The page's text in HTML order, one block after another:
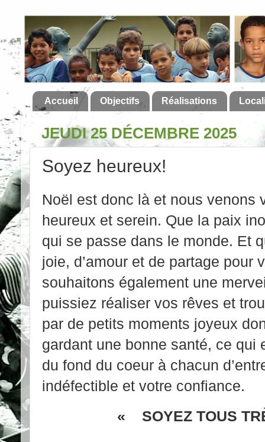
Accueil Objectifs Réalisations
JEUDI 25 DÉCEMBRE 2025
Soyez heureux!
Noël est donc là et nous venons
heureux et serein. Que la paix
qui se passe dans le monde. Et
joie, d’amour et de partage pour
souhaitons également une
puissiez réaliser vos rêves et
par de petits moments joyeux
gardant une bonne santé, ce qui
du fond du coeur à chacun
indéfectible et votre confiance.
« SOYEZ TOUS